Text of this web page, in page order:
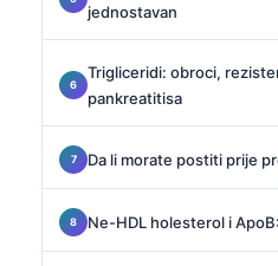
jednostavan
Trigliceridi: obroci,
pankreatitisa
Da li morate postiti prije
Ne-HDL holesterol i